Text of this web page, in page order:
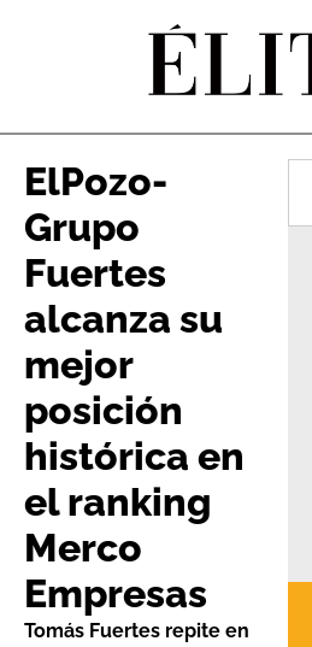
ElPozo-
Grupo
Fuertes
alcanza su
mejor
posición
histórica en
el ranking
Merco
Empresas
Tomás Fuertes repite en